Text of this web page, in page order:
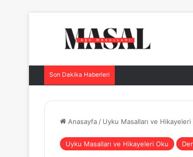
Son Dakika Haberleri
Anasayfa / Uyku Masalları ve Hikayeleri
Uyku Masalları ve Hikayeleri Oku